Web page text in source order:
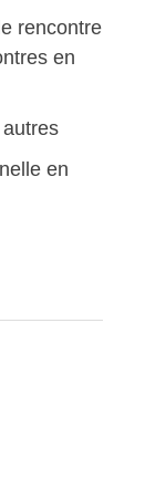
rencontre
en
en